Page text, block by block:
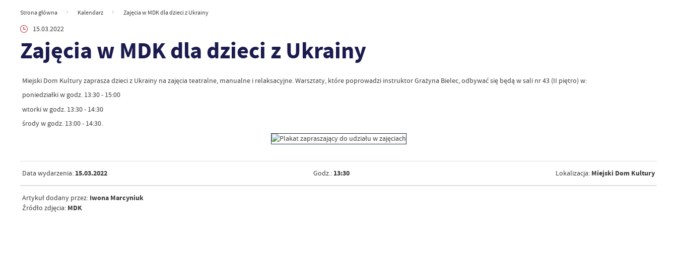
Strona główna Kalendarz Zajęcia w MDK dla dzieci z Ukrainy
15.03.2022
Zajęcia w MDK dla dzieci z Ukrainy
Miejski Dom Kultury zaprasza dzieci z Ukrainy na zajęcia teatralne, manualne i relaksacyjne. Warsztaty, które poprowadzi instruktor Grażyna Bielec, odbywać się będą w sali nr 43 (II piętro) w:
poniedziałki w godz. 13:30 - 15:00
wtorki w godz. 13:30 - 14:30
środy w godz. 13:00 - 14:30.
Data wydarzenia: 15.03.2022 Godz.: 13:30 Lokalizacja: Miejski Dom Kultury
Artykuł dodany przez: Iwona Marcyniuk
Źródło zdjęcia: MDK